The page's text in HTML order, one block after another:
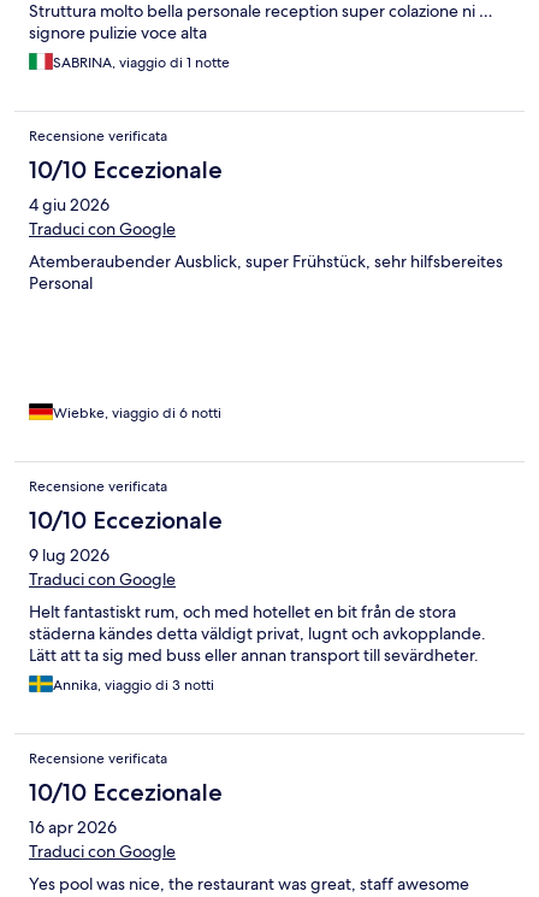
Struttura molto bella personale reception super colazione ni …
signore pulizie voce alta
SABRINA, viaggio di 1 notte
Recensione verificata
10/10 Eccezionale
4 giu 2026
Traduci con Google
Atemberaubender Ausblick, super Frühstück, sehr hilfsbereites
Personal
Wiebke, viaggio di 6 notti
Recensione verificata
10/10 Eccezionale
9 lug 2026
Traduci con Google
Helt fantastiskt rum, och med hotellet en bit från de stora
städerna kändes detta väldigt privat, lugnt och avkopplande.
Lätt att ta sig med buss eller annan transport till sevärdheter.
Annika, viaggio di 3 notti
Recensione verificata
10/10 Eccezionale
16 apr 2026
Traduci con Google
Yes pool was nice, the restaurant was great, staff awesome